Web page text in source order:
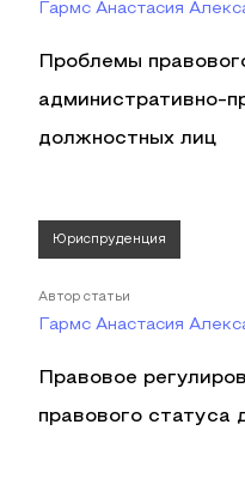
Гармс Анастасия
Проблемы
административно-
должностных лиц
Юриспруденция
Автор статьи
Гармс Анастасия
Правовое
правового статуса